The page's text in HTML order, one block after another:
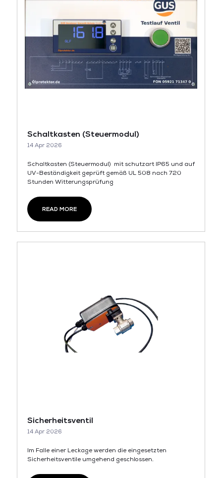
Schaltkasten (Steuermodul)
14 Apr 2026
Schaltkasten (Steuermodul) mit schutzart IP65 und auf
UV-Beständigkeit geprüft gemäß UL 508 nach 720
Stunden Witterungsprüfung
READ MORE
Sicherheitsventil
14 Apr 2026
Im Falle einer Leckage werden die eingesetzten
Sicherheitsventile umgehend geschlossen.